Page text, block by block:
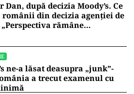
Dan, după decizia Moody’s. Ce
românii din decizia agenției de
rămâne
ne-a lăsat deasupra „junk”-
a trecut examenul cu